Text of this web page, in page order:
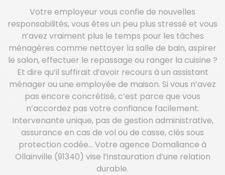
Votre employeur vous confie de nouvelles
responsabilités, vous êtes un peu plus stressé et vous
n’avez vraiment plus le temps pour les tâches
ménagères comme nettoyer la salle de bain, aspirer
le salon, effectuer le repassage ou ranger la cuisine ?
Et dire qu’il suffirait d’avoir recours à un assistant
ménager ou une employée de maison. Si vous n’avez
pas encore concrétisé, c’est parce que vous
n’accordez pas votre confiance facilement.
Intervenante unique, pas de gestion administrative,
assurance en cas de vol ou de casse, clés sous
protection codée… Votre agence Domaliance à
Ollainville (91340) vise l’instauration d’une relation
durable.